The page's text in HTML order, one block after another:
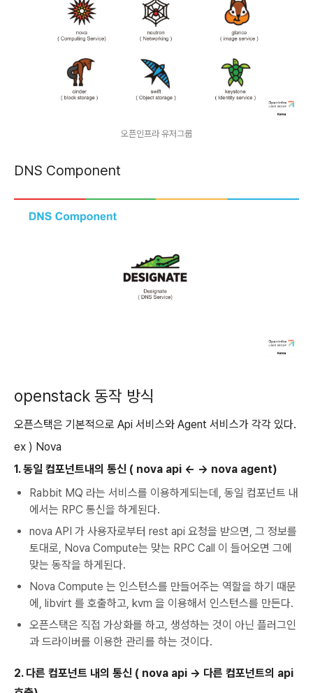
오픈인프라 유저그룹
DNS Component
openstack 동작 방식
오픈스택은 기본적으로 Api 서비스와 Agent 서비스가 각각 있다.
ex ) Nova
1. 동일 컴포넌트내의 통신 ( nova api <- -> nova agent)
Rabbit MQ 라는 서비스를 이용하게되는데, 동일 컴포넌트 내
에서는 RPC 통신을 하게된다.
nova API 가 사용자로부터 rest api 요청을 받으면, 그 정보를
토대로, Nova Compute는 맞는 RPC Call 이 들어오면 그에
맞는 동작을 하게된다.
Nova Compute 는 인스턴스를 만들어주는 역할을 하기 때문
에, libvirt 를 호출하고, kvm 을 이용해서 인스턴스를 만든다.
오픈스택은 직접 가상화를 하고, 생성하는 것이 아닌 플러그인
과 드라이버를 이용한 관리를 하는 것이다.
2. 다른 컴포넌트 내의 통신 ( nova api -> 다른 컴포넌트의 api